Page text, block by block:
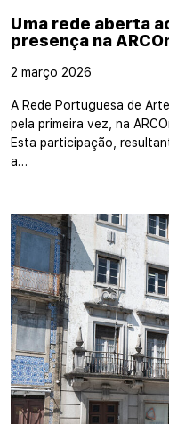
Uma rede aberta
presença na
2 março 2026
A Rede Portuguesa de
pela primeira vez, na
Esta participação,
a…